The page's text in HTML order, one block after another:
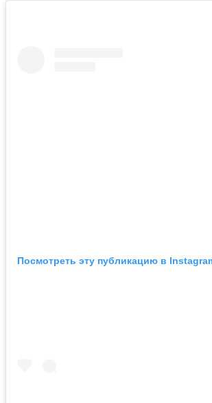
Посмотреть эту публикацию в